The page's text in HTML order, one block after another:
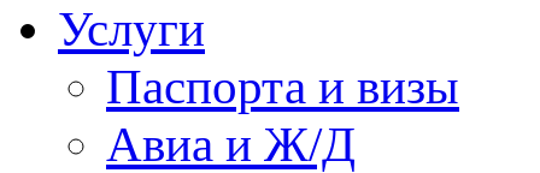
Услуги
Паспорта и визы
Авиа и Ж/Д